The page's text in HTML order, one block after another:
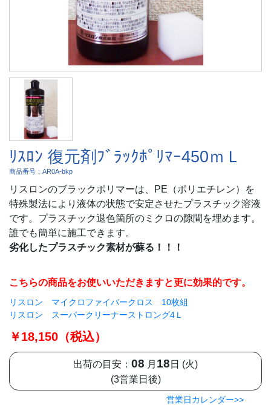
ﾘｽﾛﾝ 復元剤ﾌﾞﾗｯｸﾎﾟﾘﾏｰ450ｍＬ
商品番号：AR0A-bkp
リスロンのブラックポリマーは、PE（ポリエチレン）を
特殊製法により液体の状態で安定させたプラスチック溶液
です。プラスチック退色箇所のミクロの隙間を埋めます。
誰でも簡単に施工できます。
劣化したプラスチック素材が蘇る！！！
こちらの商品をお使いいただきますと更に効果的です。
リスロン マイクロファイバークロス 10枚組
リスロン スーパークリーナーストロング4Ｌ
￥18,150（税込）
出荷の目安： 08 月 18 日 (火)
(3営業日後)
営業日カレンダー>>